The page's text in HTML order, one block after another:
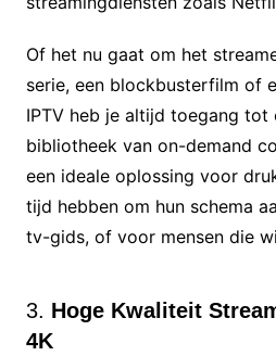
Of het nu gaat om het
serie, een blockbusterfilm of
IPTV heb je altijd toegang tot
bibliotheek van on-demand
een ideale oplossing voor
tijd hebben om hun schema
tv-gids, of voor mensen die
3. Hoge Kwaliteit
4K